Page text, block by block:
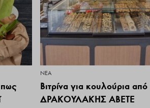
πως
ΝΕΑ
Βιτρίνα για κουλούρια
ΔΡΑΚΟΥΛΑΚΗΣ ΑΒΕΤΕ